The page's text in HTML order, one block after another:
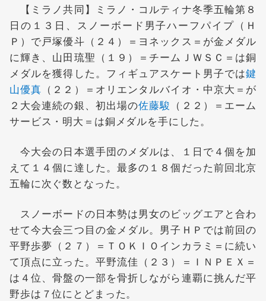
【ミラノ共同】ミラノ・コルティナ冬季五輪第８
日の１３日、スノーボード男子ハーフパイプ（Ｈ
Ｐ）で戸塚優斗（２４）＝ヨネックス＝が金メダル
に輝き、山田琉聖（１９）＝チームＪＷＳＣ＝は銅
メダルを獲得した。フィギュアスケート男子では鍵
山優真 （２２）＝オリエンタルバイオ・中京大＝が
２大会連続の銀、初出場の佐藤駿 （２２）＝エーム
サービス・明大＝は銅メダルを手にした。
今大会の日本選手団のメダルは、１日で４個を加
えて１４個に達した。最多の１８個だった前回北京
五輪に次ぐ数となった。
スノーボードの日本勢は男女のビッグエアと合わ
せて今大会三つ目の金メダル。男子ＨＰでは前回の
平野歩夢（２７）＝ＴＯＫＩＯインカラミ＝に続い
て頂点に立った。平野流佳（２３）＝ＩＮＰＥＸ＝
は４位、骨盤の一部を骨折しながら連覇に挑んだ平
野歩は７位にとどまった。